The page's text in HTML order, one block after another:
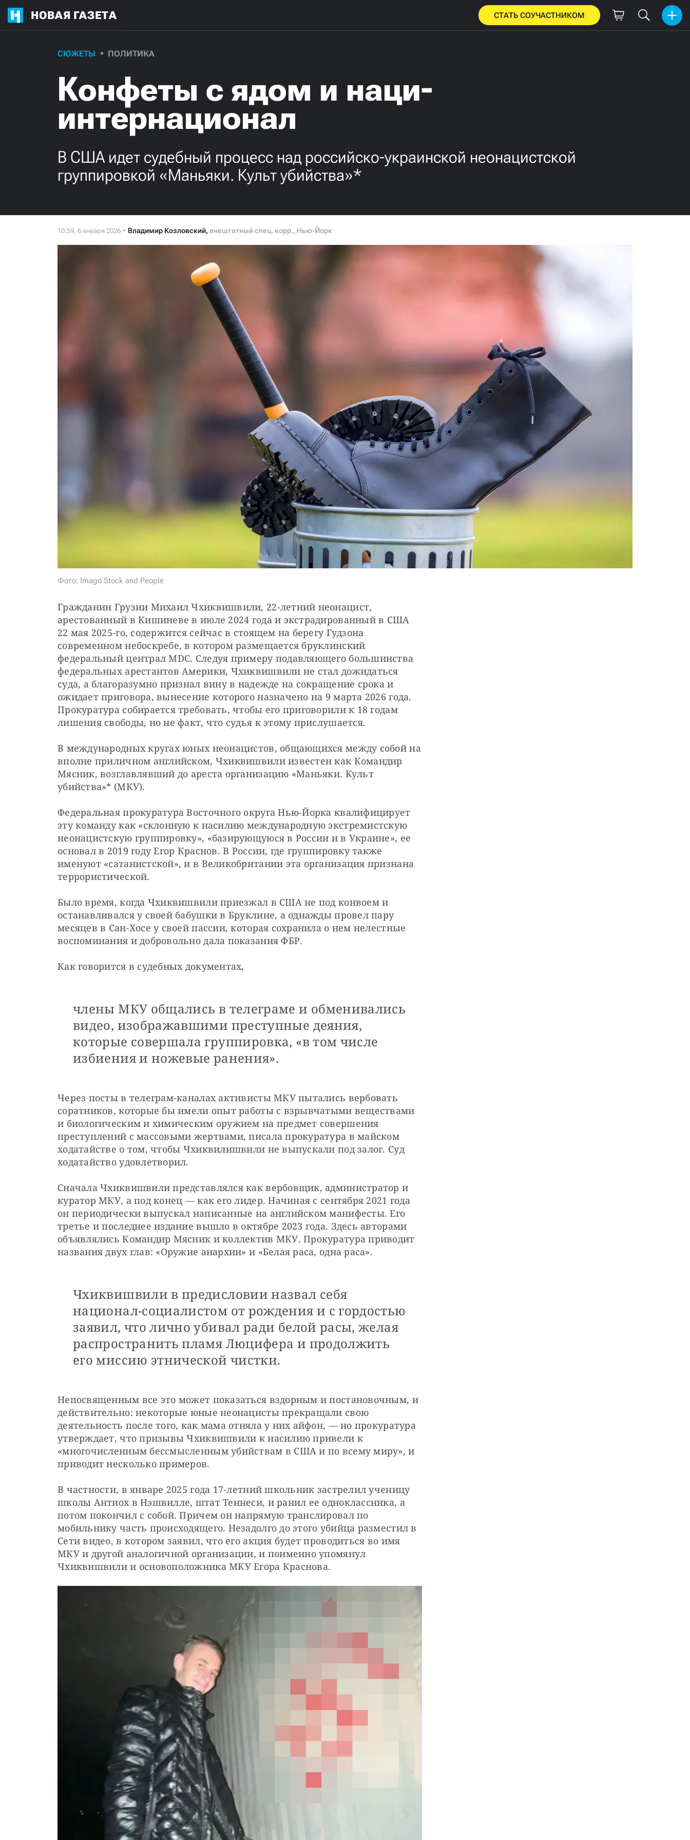
НОВАЯ ГАЗЕТА СТАТЬ СОУЧАСТНИКОМ
СЮЖЕТЫ ПОЛИТИКА
Конфеты с ядом и наци-
интернационал
В США идет судебный процесс над российско-украинской неонацистской
группировкой «Маньяки. Культ убийства»*
Владимир Козловский, внештатный спец. корр., Нью-Йорк
Фото: Imago Stock and People
Гражданин Грузии Михаил Чхиквишвили, 22-летний неонацист,
арестованный в Кишиневе в июле 2024 года и экстрадированный в США
22 мая 2025-го, содержится сейчас в стоящем на берегу Гудзона
современном небоскребе, в котором размещается бруклинский
федеральный централ MDC. Следуя примеру подавляющего большинства
федеральных арестантов Америки, Чхиквишвили не стал дожидаться
суда, а благоразумно признал вину в надежде на сокращение срока и
ожидает приговора, вынесение которого назначено на 9 марта 2026 года.
Прокуратура собирается требовать, чтобы его приговорили к 18 годам
лишения свободы, но не факт, что судья к этому прислушается.
В международных кругах юных неонацистов, общающихся между собой на
вполне приличном английском, Чхиквишвили известен как Командир
Мясник, возглавлявший до ареста организацию «Маньяки. Культ
убийства»* (МКУ).
Федеральная прокуратура Восточного округа Нью-Йорка квалифицирует
эту команду как «склонную к насилию международную экстремистскую
неонацистскую группировку», «базирующуюся в России и в Украине», ее
основал в 2019 году Егор Краснов. В России, где группировку также
именуют «сатанистской», и в Великобритании эта организация признана
террористической.
Было время, когда Чхиквишвили приезжал в США не под конвоем и
останавливался у своей бабушки в Бруклине, а однажды провел пару
месяцев в Сан-Хосе у своей пассии, которая сохранила о нем нелестные
воспоминания и добровольно дала показания ФБР.
Как говорится в судебных документах,
члены МКУ общались в телеграме и обменивались
видео, изображавшими преступные деяния,
которые совершала группировка, «в том числе
избиения и ножевые ранения».
Через посты в телеграм-каналах активисты МКУ пытались вербовать
соратников, которые бы имели опыт работы с взрывчатыми веществами
и биологическим и химическим оружием на предмет совершения
преступлений с массовыми жертвами, писала прокуратура в майском
ходатайстве о том, чтобы Чхиквилишвили не выпускали под залог. Суд
ходатайство удовлетворил.
Сначала Чхиквишвили представлялся как вербовщик, администратор и
куратор МКУ, а под конец — как его лидер. Начиная с сентября 2021 года
он периодически выпускал написанные на английском манифесты. Его
третье и последнее издание вышло в октябре 2023 года. Здесь авторами
объявлялись Командир Мясник и коллектив МКУ. Прокуратура приводит
названия двух глав: «Оружие анархии» и «Белая раса, одна раса».
Чхиквишвили в предисловии назвал себя
национал-социалистом от рождения и с гордостью
заявил, что лично убивал ради белой расы, желая
распространить пламя Люцифера и продолжить
его миссию этнической чистки.
Непосвященным все это может показаться вздорным и постановочным, и
действительно: некоторые юные неонацисты прекращали свою
деятельность после того, как мама отняла у них айфон, — но прокуратура
утверждает, что призывы Чхиквишвили к насилию привели к
«многочисленным бессмысленным убийствам в США и по всему миру», и
приводит несколько примеров.
В частности, в январе 2025 года 17-летний школьник застрелил ученицу
школы Антиох в Нэшвилле, штат Теннеси, и ранил ее одноклассника, а
потом покончил с собой. Причем он напрямую транслировал по
мобильнику часть происходящего. Незадолго до этого убийца разместил в
Сети видео, в котором заявил, что его акция будет проводиться во имя
МКУ и другой аналогичной организации, и поименно упомянул
Чхиквишвили и основоположника МКУ Егора Краснова.